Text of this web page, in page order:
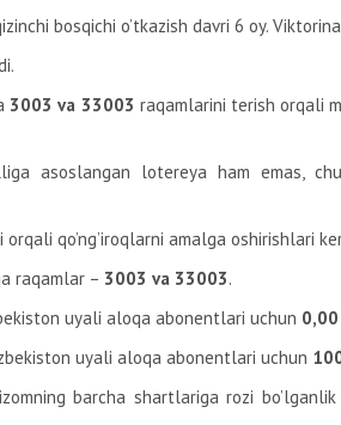
bosqichi o’tkazish davri 6 oy.
3003 va 33003 raqamlarini terish orqali
asoslangan lotereya ham emas,
qo’ng’iroqlarni amalga oshirishlari
raqamlar – 3003 va 33003.
uyali aloqa abonentlari uchun 0,00
uyali aloqa abonentlari uchun
barcha shartlariga rozi